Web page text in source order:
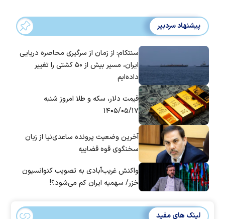
پیشنهاد سردبیر
سنتکام: از زمان از سرگیری محاصره دریایی
ایران، مسیر بیش از ۵۰ کشتی را تغییر
داده‌ایم
قیمت دلار، سکه و طلا امروز شنبه
۱۴۰۵/۰۵/۱۷
آخرین وضعیت پرونده ساعدی‌نیا از زبان
سخنگوی قوه قضاییه
واکنش غریب‌آبادی به تصویب کنوانسیون
خزر/ سهمیه ایران کم می‌شود؟!
لینک های مفید